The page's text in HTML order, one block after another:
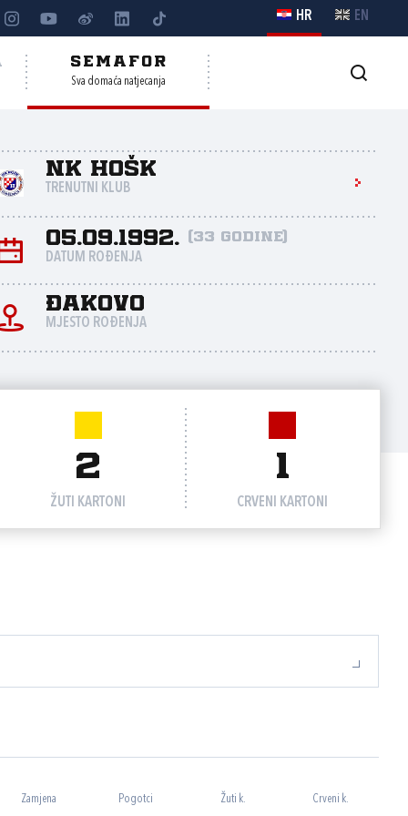
HR EN
SEMAFOR
Sva domaća natjecanja
NK HOŠK
TRENUTNI KLUB
05.09.1992. (33 godine)
DATUM ROĐENJA
Đakovo
MJESTO ROĐENJA
2
ŽUTI KARTONI
1
CRVENI KARTONI
Zamjena Pogotci Žuti k. Crveni k.